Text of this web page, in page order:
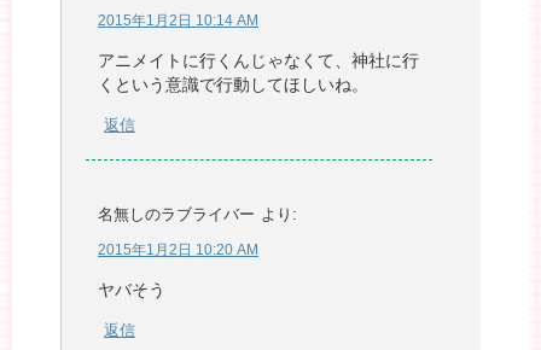
2015年1月2日 10:14 AM
アニメイトに行くんじゃなくて、神社に行
くという意識で行動してほしいね。
返信
名無しのラブライバー より:
2015年1月2日 10:20 AM
ヤバそう
返信